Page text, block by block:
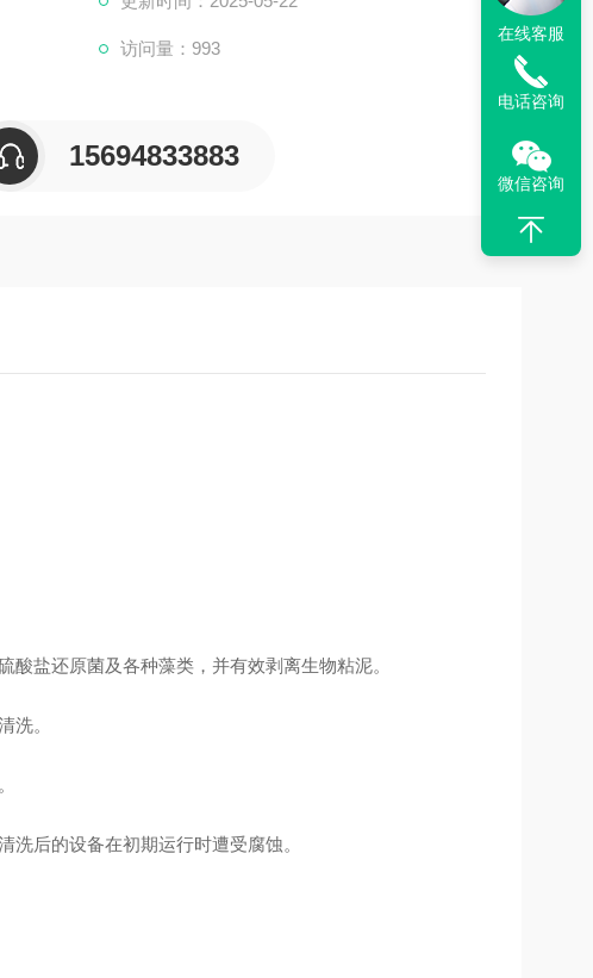
冲洗，确保清洗剂被清除。
访问量：993
15694833883
盐还原菌及各种藻类，并有效剥离生物粘泥。
洗。
后的设备在初期运行时遭受腐蚀。
在线客服
电话咨询
微信咨询